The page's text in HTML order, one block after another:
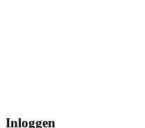
Inloggen